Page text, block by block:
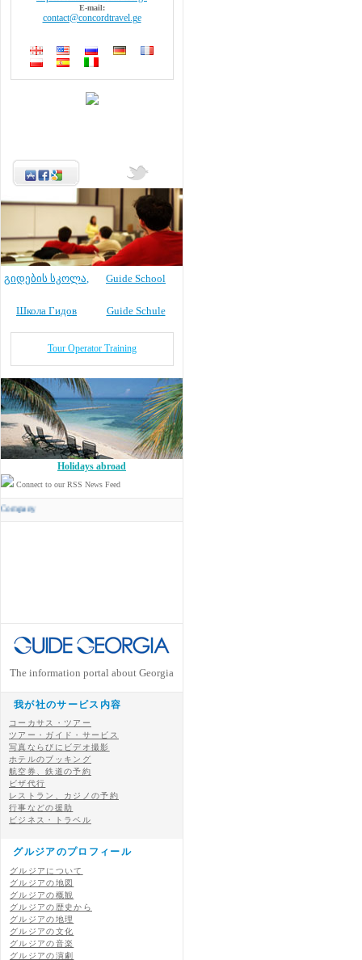
E-mail:
contact@concordtravel.ge
გიდების სკოლა, Guide School
Школа Гидов Guide Schule
Tour Operator Training
Holidays abroad
Connect to our RSS News Feed
The information portal about Georgia
我が社のサービス内容
コーカサス・ツアー
ツアー・ガイド・サービス
写真ならびにビデオ撮影
ホテルのブッキング
航空券、鉄道の予約
ビザ代行
レストラン、カジノの予約
行事などの援助
ビジネス・トラベル
グルジアのプロフィール
グルジアについて
グルジアの地図
グルジアの概観
グルジアの歴史から
グルジアの地理
グルジアの文化
グルジアの音楽
グルジアの演劇